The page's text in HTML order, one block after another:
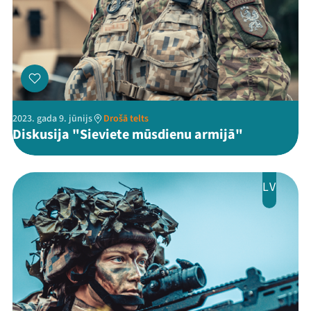
Mana programma
Festivāls
Programma
Arhīvs
Viņi bija LAMPĀ 2026
Jaunumi
Ziedo
Veikals
2023. gada 9. jūnijs Drošā telts
Diskusija "Sieviete mūsdienu armijā"
LV